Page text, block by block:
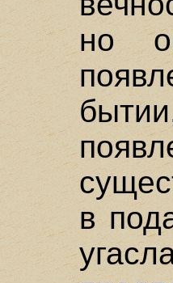
но
в